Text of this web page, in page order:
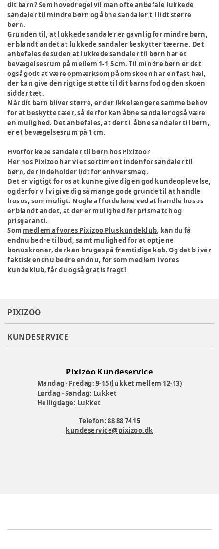
dit barn? Som hovedregel vil man ofte anbefale lukkede
sandaler til mindre børn og åbne sandaler til lidt større
børn.
Grunden til, at lukkede sandaler er gavnlig for mindre børn,
er blandt andet at lukkede sandaler beskytter tæerne. Det
anbefales desuden at lukkede sandaler til børn har et
bevægelsesrum på mellem 1-1,5 cm. Til mindre børn er det
også godt at være opmærksom på om skoen har en fast hæl,
der kan give den rigtige støtte til dit barns fod og den skoen
sidder tæt.
Når dit barn bliver større, er der ikke længere samme behov
for at beskytte tæer, så derfor kan åbne sandaler også være
en mulighed. Det anbefales, at der til åbne sandaler til børn,
er et bevægelsesrum på 1 cm.
Hvorfor købe sandaler til børn hos Pixizoo?
Her hos Pixizoo har vi et sortiment indenfor sandaler til
børn, der indeholder lidt for enhver smag.
Det er vigtigt for os at kunne give dig en god kundeoplevelse,
og derfor vil vi give dig så mange gode grunde til at handle
hos os, som muligt. Nogle af fordelene ved at handle hos os
er blandt andet, at der er mulighed for prismatch og
prisgaranti.
Som medlem af vores Pixizoo Plus kundeklub, kan du få
endnu bedre tilbud, samt mulighed for at optjene
bonuskroner, der kan bruges på fremtidige køb. Og det bliver
faktisk endnu bedre endnu, for som medlem i vores
kundeklub, får du også gratis fragt!
PIXIZOO
KUNDESERVICE
Pixizoo Kundeservice
Mandag - Fredag: 9-15 (lukket mellem 12-13)
Lørdag - Søndag: Lukket
Helligdage: Lukket
Telefon: 88 88 74 15
kundeservice@pixizoo.dk